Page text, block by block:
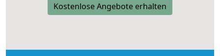
Kostenlose Angebote erhalten